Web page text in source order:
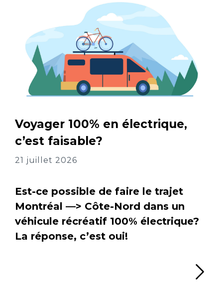
Voyager 100% en électrique,
c’est faisable?
21 juillet 2026
Est-ce possible de faire le trajet
Montréal —> Côte-Nord dans un
véhicule récréatif 100% électrique?
La réponse, c’est oui!